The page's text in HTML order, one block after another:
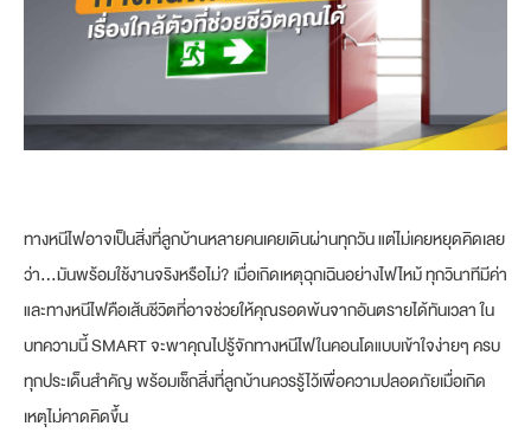
ทางหนีไฟอาจเป็นสิ่งที่ลูกบ้านหลายคนเคยเดินผ่านทุกวัน แต่ไม่เคยหยุดคิดเลย
ว่า…มันพร้อมใช้งานจริงหรือไม่? เมื่อเกิดเหตุฉุกเฉินอย่างไฟไหม้ ทุกวินาทีมีค่า
และทางหนีไฟคือเส้นชีวิตที่อาจช่วยให้คุณรอดพ้นจากอันตรายได้ทันเวลา ใน
บทความนี้ SMART จะพาคุณไปรู้จักทางหนีไฟในคอนโดแบบเข้าใจง่ายๆ ครบ
ทุกประเด็นสำคัญ พร้อมเช็กสิ่งที่ลูกบ้านควรรู้ไว้เพื่อความปลอดภัยเมื่อเกิด
เหตุไม่คาดคิดขึ้น